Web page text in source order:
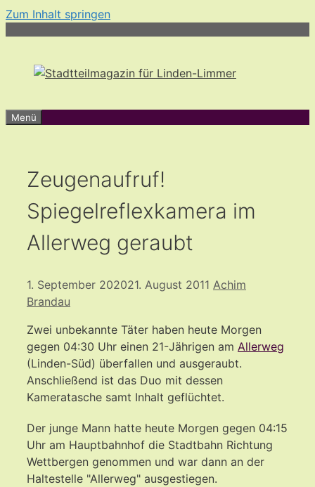
Zum Inhalt springen
Menü
Zeugenaufruf!
Spiegelreflexkamera im
Allerweg geraubt
1. September 202021. August 2011 Achim
Brandau
Zwei unbekannte Täter haben heute Morgen
gegen 04:30 Uhr einen 21-Jährigen am Allerweg
(Linden-Süd) überfallen und ausgeraubt.
Anschließend ist das Duo mit dessen
Kameratasche samt Inhalt geflüchtet.
Der junge Mann hatte heute Morgen gegen 04:15
Uhr am Hauptbahnhof die Stadtbahn Richtung
Wettbergen genommen und war dann an der
Haltestelle "Allerweg" ausgestiegen.